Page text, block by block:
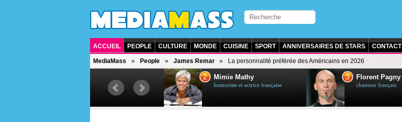
ACCUEIL PEOPLE CULTURE MONDE CUISINE SPORT ANNIVERSAIRES DE STARS CONTACT
MediaMass People James Remar La personnalité préférée des Américains en 2026
chanteuse québécoise
2 Mimie Mathy
humoriste et actrice française
3 Florent Pagny
chanteur français